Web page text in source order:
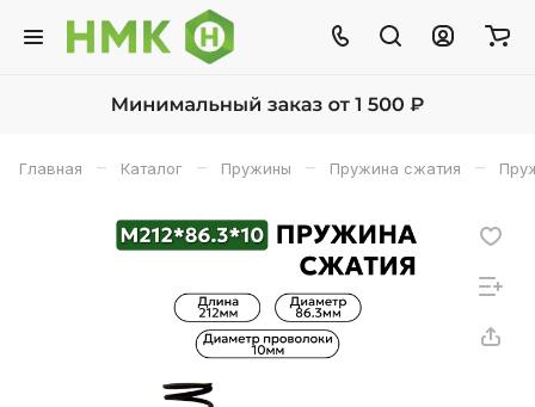
Главная – Каталог – Пружины – Пружина сжатия –